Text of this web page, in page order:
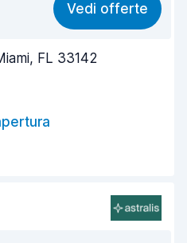
5,7
7,0
Vedi offerte
FL 33142